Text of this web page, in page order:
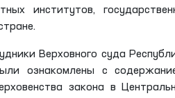
институтов,
Верховного суда
ознакомлены с
закона в